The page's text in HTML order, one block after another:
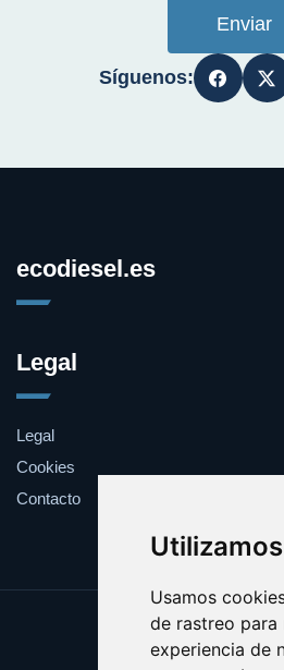
Usamos
de rastreo para
experiencia de
Enviar
Síguenos:
ecodiesel.es
Legal
Legal
Cookies
Contacto
Update cookies